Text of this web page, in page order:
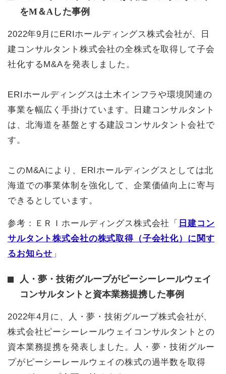
をM＆Aした事例
2022年9月にERIホールディングス株式会社が、日
建コンサルタント株式会社の全株式を取得して子会
社化するM&Aを発表しました。
ERIホールディングスは土木インフラや環境関連の
事業を幅広く手掛けています。日建コンサルタント
は、北海道を基盤とする建設コンサルタント会社で
す。
このM&Aにより、ERIホールディングスとしては北
海道での事業体制を強化して、企業価値向上に寄与
できるとしています。
参考：ＥＲＩホールディングス株式会社「 日建コン
サルタント株式会社の株式取得（子会社化）に関す
るお知らせ 」
人・夢・技術グループがピーシーレールウェイ
コンサルタントと資本業務提携した事例
2022年4月に、人・夢・技術グループ株式会社が、
株式会社ピーシーレールウェイコンサルタントとの
資本業務提携を発表しました。人・夢・技術グルー
プがピーシーレールウェイの株式の過半数を取得